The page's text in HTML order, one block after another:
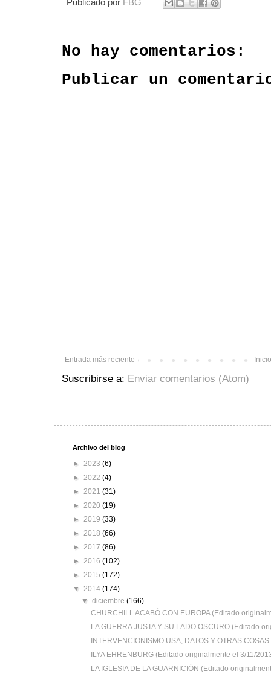
Publicado por FBG
No hay comentarios:
Publicar un
Entrada más reciente Inicio
Suscribirse a: Enviar comentarios (Atom)
Archivo del blog
► 2023 (6)
► 2022 (4)
► 2021 (31)
► 2020 (19)
► 2019 (33)
► 2018 (66)
► 2017 (86)
► 2016 (102)
► 2015 (172)
▼ 2014 (174)
▼diciembre(166)
CHURCHILL ACABÓ CON EUROPA (Editado
LA GUERRA JUSTA Y SU LADO OSCURO (Editado
INTERVENCIONISMO USA, DATOS Y OTRAS
ILYA EHRENBURG (Editado originalmente el 3/11/
LA IGLESIA DE LA GUARNICIÓN (Editado